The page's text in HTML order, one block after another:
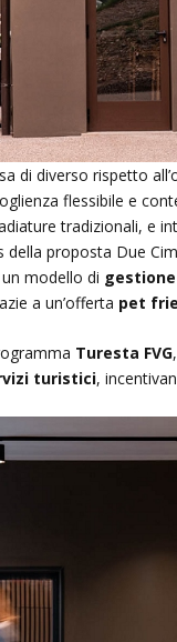
di diverso rispetto
flessibile e
tradizionali, e
proposta Due
un modello di
a un’offerta pet
Turesta FVG
turistici,